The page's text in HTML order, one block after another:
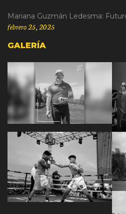
Mariana Guzmán Ledesma:
febrero 25, 2025
GALERÍA